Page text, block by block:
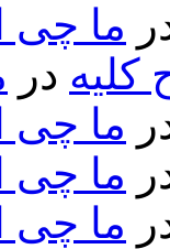
ما چی
کلیه در
ما چی
ما چی
ما چی